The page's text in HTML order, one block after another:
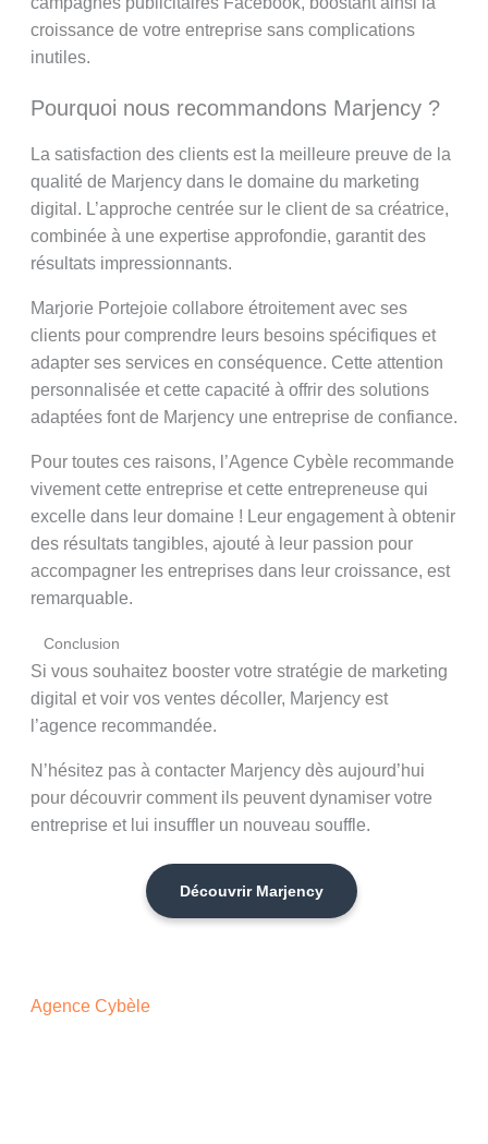
croissance de votre entreprise sans complications
inutiles.
Pourquoi nous recommandons Marjency ?
La satisfaction des clients est la meilleure preuve de la
qualité de Marjency dans le domaine du marketing
digital. L’approche centrée sur le client de sa créatrice,
combinée à une expertise approfondie, garantit des
résultats impressionnants.
Marjorie Portejoie collabore étroitement avec ses
clients pour comprendre leurs besoins spécifiques et
adapter ses services en conséquence. Cette attention
personnalisée et cette capacité à offrir des solutions
adaptées font de Marjency une entreprise de confiance.
Pour toutes ces raisons, l’Agence Cybèle recommande
vivement cette entreprise et cette entrepreneuse qui
excelle dans leur domaine ! Leur engagement à obtenir
des résultats tangibles, ajouté à leur passion pour
accompagner les entreprises dans leur croissance, est
remarquable.
Conclusion
Si vous souhaitez booster votre stratégie de marketing
digital et voir vos ventes décoller, Marjency est
l’agence recommandée.
N’hésitez pas à contacter Marjency dès aujourd’hui
pour découvrir comment ils peuvent dynamiser votre
entreprise et lui insuffler un nouveau souffle.
Découvrir Marjency
Agence Cybèle